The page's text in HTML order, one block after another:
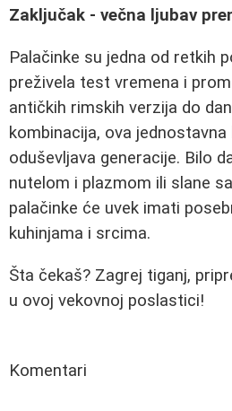
Zaključak - večna ljubav
Palačinke su jedna od retkih
preživela test vremena i
antičkih rimskih verzija do
kombinacija, ova
oduševljava generacije. Bilo
nutelom i plazmom ili slane
palačinke će uvek imati
kuhinjama i srcima.
Šta čekaš? Zagrej tiganj,
u ovoj vekovnoj poslastici!
Komentari